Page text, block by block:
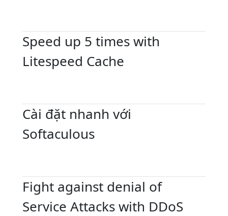
Speed up 5 times with
Litespeed Cache
Cài đặt nhanh với
Softaculous
Fight against denial of
Service Attacks with DDoS